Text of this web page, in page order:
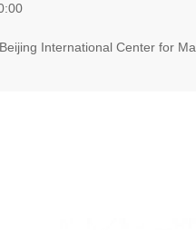
International Center for